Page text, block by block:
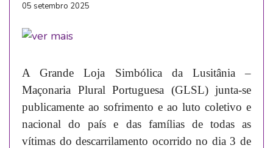
05 setembro 2025
A Grande Loja Simbólica da Lusitânia –
Maçonaria Plural Portuguesa (GLSL) junta-se
publicamente ao sofrimento e ao luto coletivo e
nacional do país e das famílias de todas as
vítimas do descarrilamento ocorrido no dia 3 de